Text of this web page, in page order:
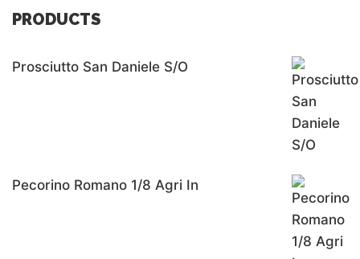
PRODUCTS
Prosciutto San Daniele S/o
Pecorino Romano 1/8 Agri In